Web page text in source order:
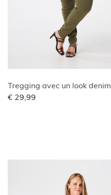
Tregging avec un look denim
€ 29,99